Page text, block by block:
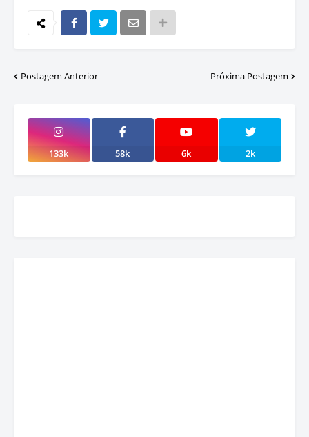
Postagem Anterior Próxima Postagem
133k 58k 6k 2k